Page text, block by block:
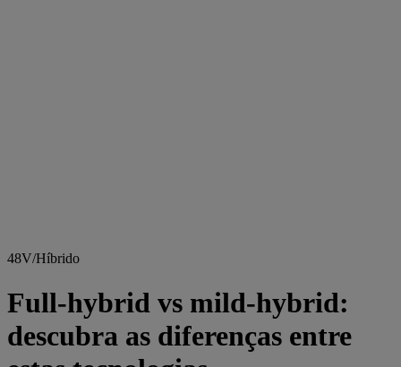
48V/Híbrido
Full-hybrid vs mild-hybrid:
descubra as diferenças entre